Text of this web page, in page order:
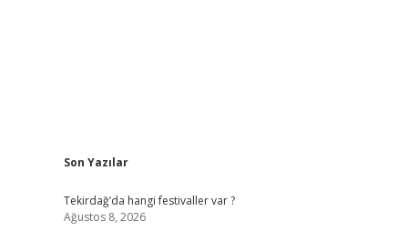
Sidebar
Son Yazılar
Tekirdağ’da hangi festivaller var ?
Ağustos 8, 2026